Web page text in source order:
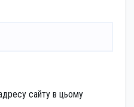
сайту в цьому